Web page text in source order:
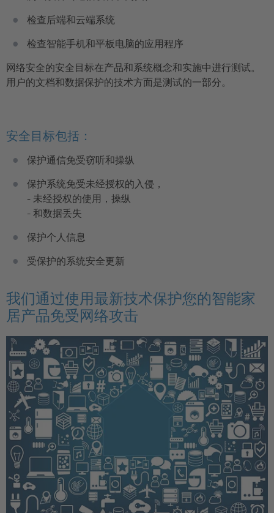
检查后端和云端系统
检查智能手机和平板电脑的应用程序
网络安全的安全目标在产品和系统概念和实施中进行测试。
用户的文档和数据保护的技术方面是测试的一部分。
安全目标包括：
保护通信免受窃听和操纵
保护系统免受未经授权的入侵，
- 未经授权的使用，操纵
- 和数据丢失
保护个人信息
受保护的系统安全更新
我们通过使用最新技术保护您的智能家
居产品免受网络攻击